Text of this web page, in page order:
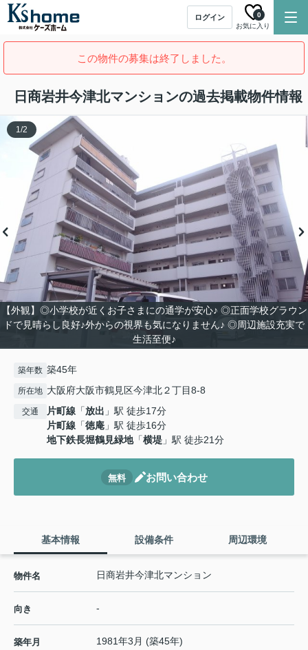
ログイン
お気に入り
0
この物件の募集は終了しました。
日商岩井今津北マンションの過去掲載物件情報
【外観】◎小学校が近くお子さまにの通学が安心♪ ◎正面学校グラウン
ドで見晴らし良好♪外からの視界も気になりません♪ ◎周辺施設充実で
生活至便♪
1/2
築年数 築45年
所在地 大阪府大阪市鶴見区今津北２丁目8-8
交通 片町線 「放出 」駅 徒歩17分
片町線 「徳庵 」駅 徒歩16分
地下鉄長堀鶴見緑地「横堤 」駅 徒歩21分
無料 お問い合わせ
基本情報 設備条件 周辺環境
物件名 日商岩井今津北マンション
向き -
築年月 1981年3月 (築45年)